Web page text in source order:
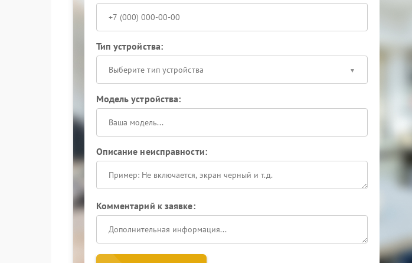
Тип устройства:
Выберите тип устройства
Модель устройства:
Описание неисправности:
Комментарий к заявке: